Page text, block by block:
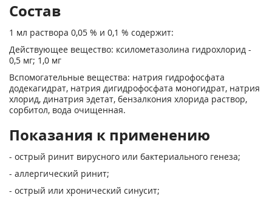
Состав
1 мл раствора 0,05 % и 0,1 % содержит:
Действующее вещество: ксилометазолина гидрохлорид -
0,5 мг; 1,0 мг
Вспомогательные вещества: натрия гидрофосфата
додекагидрат, натрия дигидрофосфата моногидрат, натрия
хлорид, динатрия эдетат, бензалкония хлорида раствор,
сорбитол, вода очищенная.
Показания к применению
- острый ринит вирусного или бактериального генеза;
- аллергический ринит;
- острый или хронический синусит;